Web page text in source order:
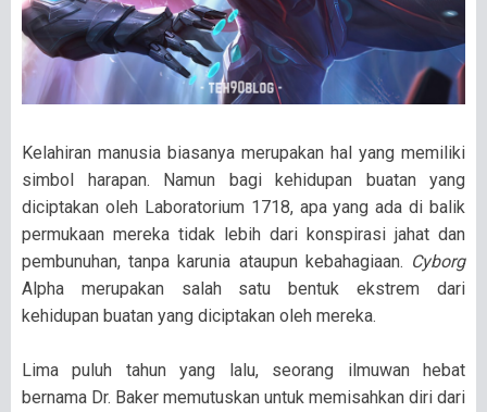
Kelahiran manusia biasanya merupakan hal yang memiliki
simbol harapan. Namun bagi kehidupan buatan yang
diciptakan oleh Laboratorium 1718, apa yang ada di balik
permukaan mereka tidak lebih dari konspirasi jahat dan
pembunuhan, tanpa karunia ataupun kebahagiaan. Cyborg
Alpha merupakan salah satu bentuk ekstrem dari
kehidupan buatan yang diciptakan oleh mereka.
Lima puluh tahun yang lalu, seorang ilmuwan hebat
bernama Dr. Baker memutuskan untuk memisahkan diri dari